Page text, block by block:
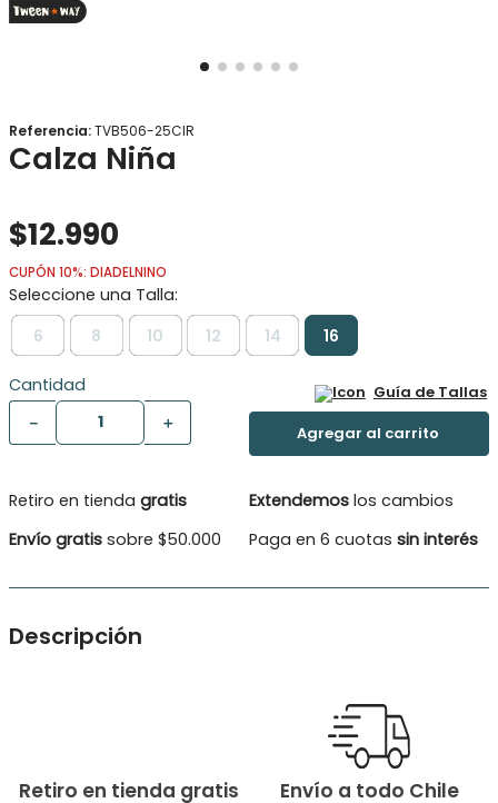
Referencia:TVB506-25CIR
Calza Niña
$12.990
CUPÓN 10%: DIADELNINO
6 8 10 12 14 16
Cantidad
＋
－
Guía de Tallas
Retiro en tienda gratis
Envío gratis sobre $50.000
Extendemos los cambios
Paga en 6 cuotas sin interés
Descripción
siendo ideal para días fríos. La simplicidad de su diseño la
hace versátil y fácil de combinar con una variedad de
atuendos. Una característica distintiva de esta calza es la
aplicación de botones de decoración en la tela, èstos le dan
un toque de estilo y sofisticación, pasando a ser una prenda
Retiro en tienda gratis Envío a todo Chile